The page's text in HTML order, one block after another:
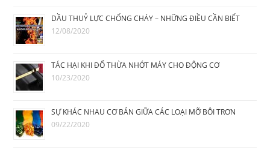
DẦU THUỶ LỰC CHỐNG CHÁY – NHỮNG ĐIỀU CẦN BIẾT
12/08/2020
TÁC HẠI KHI ĐỔ THỪA NHỚT MÁY CHO ĐỘNG CƠ
10/23/2020
SỰ KHÁC NHAU CƠ BẢN GIỮA CÁC LOẠI MỠ BÔI TRƠN
09/22/2020